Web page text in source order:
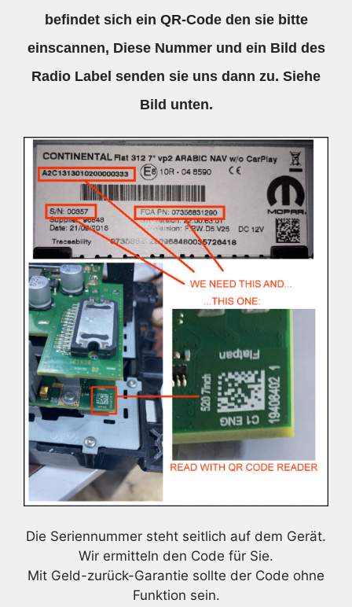
befindet sich ein QR-Code den sie bitte
einscannen, Diese Nummer und ein Bild des
Radio Label senden sie uns dann zu. Siehe
Bild unten.
Die Seriennummer steht seitlich auf dem Gerät.
Wir ermitteln den Code für Sie.
Mit Geld-zurück-Garantie sollte der Code ohne
Funktion sein.